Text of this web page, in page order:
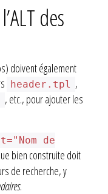
des
doivent également
header.tpl ,
, etc., pour ajouter les
de
bien construite doit
de recherche, y
.